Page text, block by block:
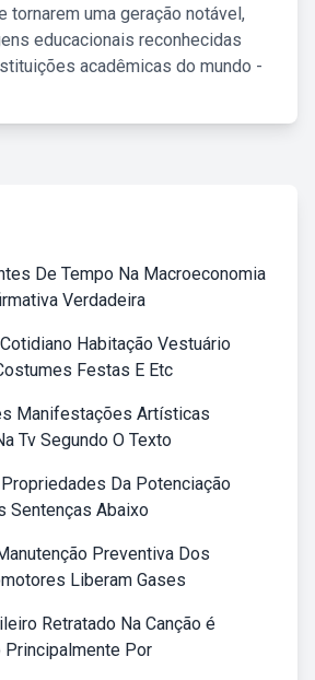
tornarem uma geração notável,
educacionais reconhecidas
acadêmicas do mundo -
De Tempo Na Macroeconomia
Verdadeira
Habitação Vestuário
Festas E Etc
Manifestações Artísticas
Tv Segundo O Texto
Da Potenciação
Sentenças Abaixo
Preventiva Dos
Liberam Gases
Retratado Na Canção é
Principalmente Por